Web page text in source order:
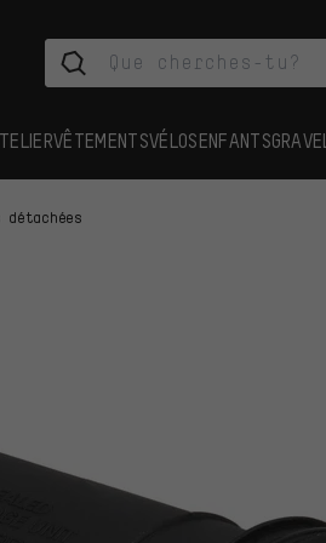
VÊTEMENTSVÉLOSENFANTSGRAVEL
détachées